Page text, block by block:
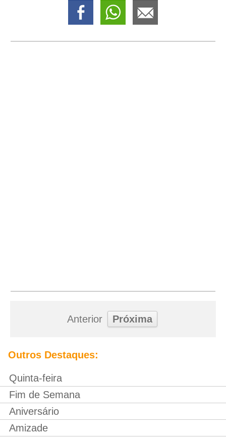
Anterior Próxima
Outros Destaques:
Quinta-feira
Fim de Semana
Aniversário
Amizade